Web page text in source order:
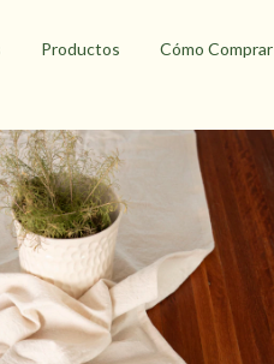
Productos Cómo Comprar